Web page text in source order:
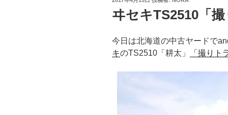
日:
ヰセキTS2510「
今日は北海道の中古ヤードで
キのTS2510「耕太」 「撮りト